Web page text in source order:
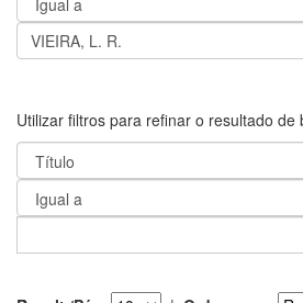
Utilizar filtros para refinar o resultado de